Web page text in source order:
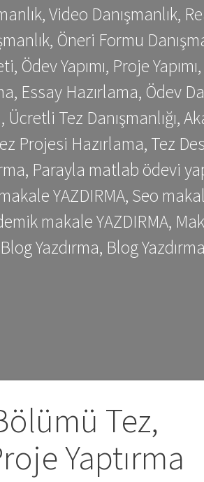
Video Danışmanlık,
Öneri Formu
Yapımı, Proje Yapımı,
Essay Hazırlama, Ödev
Tez Danışmanlığı,
Projesi Hazırlama, Tez
Parayla matlab ödevi
YAZDIRMA, Seo
makale YAZDIRMA,
Yazdırma, Blog
Tez,
Yaptırma